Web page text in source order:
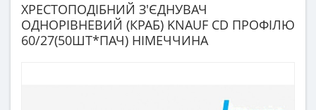
ХРЕСТОПОДІБНИЙ З'ЄДНУВАЧ
ОДНОРІВНЕВИЙ (КРАБ) KNAUF CD ПРОФІЛЮ
60/27(50ШТ*ПАЧ) НІМЕЧЧИНА